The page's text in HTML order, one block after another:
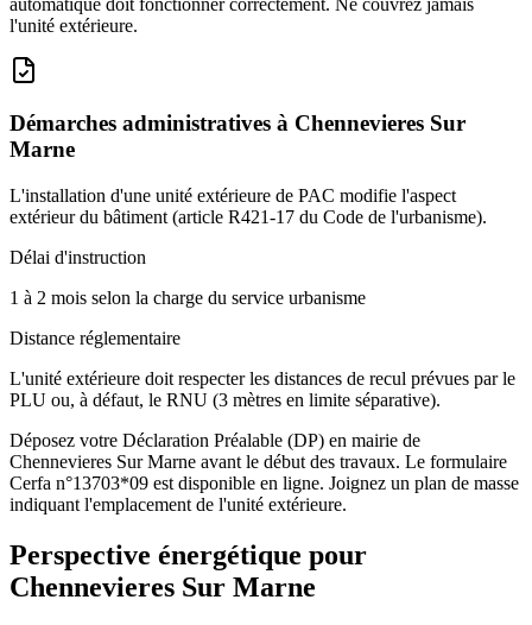
l'unité extérieure.
Démarches administratives à Chennevieres Sur
Marne
L'installation d'une unité extérieure de PAC modifie l'aspect
extérieur du bâtiment (article R421-17 du Code de l'urbanisme).
Délai d'instruction
1 à 2 mois selon la charge du service urbanisme
Distance réglementaire
L'unité extérieure doit respecter les distances de recul prévues par le
PLU ou, à défaut, le RNU (3 mètres en limite séparative).
Déposez votre Déclaration Préalable (DP) en mairie de
Chennevieres Sur Marne avant le début des travaux. Le formulaire
Cerfa n°13703*09 est disponible en ligne. Joignez un plan de masse
indiquant l'emplacement de l'unité extérieure.
Perspective énergétique pour
Chennevieres Sur Marne